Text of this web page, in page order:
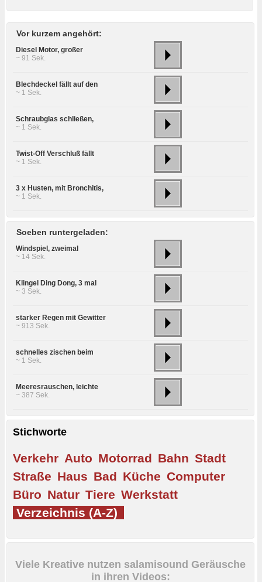
Vor kurzem angehört:
Diesel Motor, großer
~ 91 Sek.
Blechdeckel fällt auf den
~ 1 Sek.
Schraubglas schließen,
~ 1 Sek.
Twist-Off Verschluß fällt
~ 1 Sek.
3 x Husten, mit Bronchitis,
~ 1 Sek.
Soeben runtergeladen:
Windspiel, zweimal
~ 14 Sek.
Klingel Ding Dong, 3 mal
~ 3 Sek.
starker Regen mit Gewitter
~ 913 Sek.
schnelles zischen beim
~ 1 Sek.
Meeresrauschen, leichte
~ 387 Sek.
Stichworte
Verkehr Auto Motorrad Bahn Stadt
Straße Haus Bad Küche Computer
Büro Natur Tiere Werkstatt
Verzeichnis (A-Z)
Viele Kreative nutzen salamisound Geräusche
in ihren Videos: